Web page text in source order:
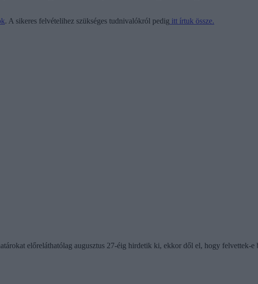
. A sikeres felvételihez szükséges tudnivalókról pedig itt írtuk össze.
előreláthatólag augusztus 27-éig hirdetik ki, ekkor dől el, hogy felvettek-e